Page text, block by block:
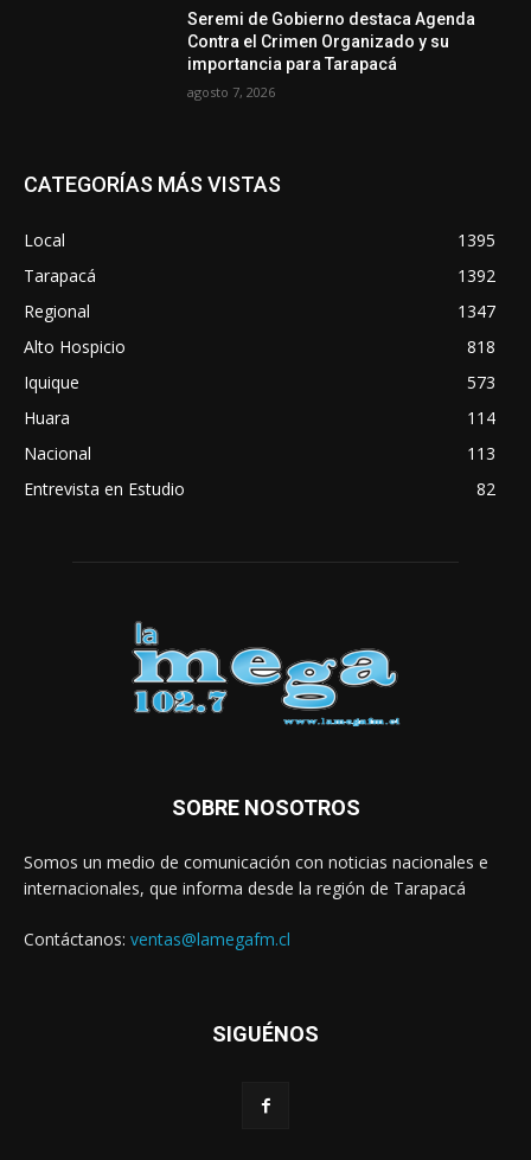
Seremi de Gobierno destaca Agenda
Contra el Crimen Organizado y su
importancia para Tarapacá
agosto 7, 2026
CATEGORÍAS MÁS VISTAS
Local
1395
Tarapacá
1392
Regional
1347
Alto Hospicio
818
Iquique
573
Huara
114
Nacional
113
Entrevista en Estudio
82
SOBRE NOSOTROS
Somos un medio de comunicación con noticias nacionales e
internacionales, que informa desde la región de Tarapacá
Contáctanos: ventas@lamegafm.cl
SIGUÉNOS